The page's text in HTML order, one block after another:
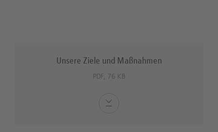
Unsere Ziele und Maßnahmen
PDF, 76 KB